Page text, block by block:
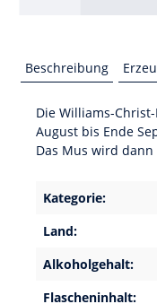
Beschreibung
Die Williams-
August bis Ende
Das Mus wird
Kategorie:
Land:
Alkoholgehalt:
Flascheninhalt: